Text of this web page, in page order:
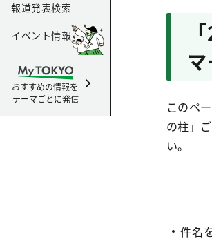
報道発表検索
イベント情報
おすすめの情報を
テーマごとに発信
マ
このペ
の柱」
い。
件名